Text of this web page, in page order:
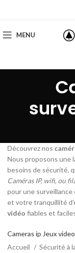
MENU
Découvrez nos
Nous proposons une
besoins de sécurité,
Caméras IP, wifi, ou
pour une
et votre tranquillité
vidéo fiables et
Cameras ip Jeux video
Accueil
Sécurité à